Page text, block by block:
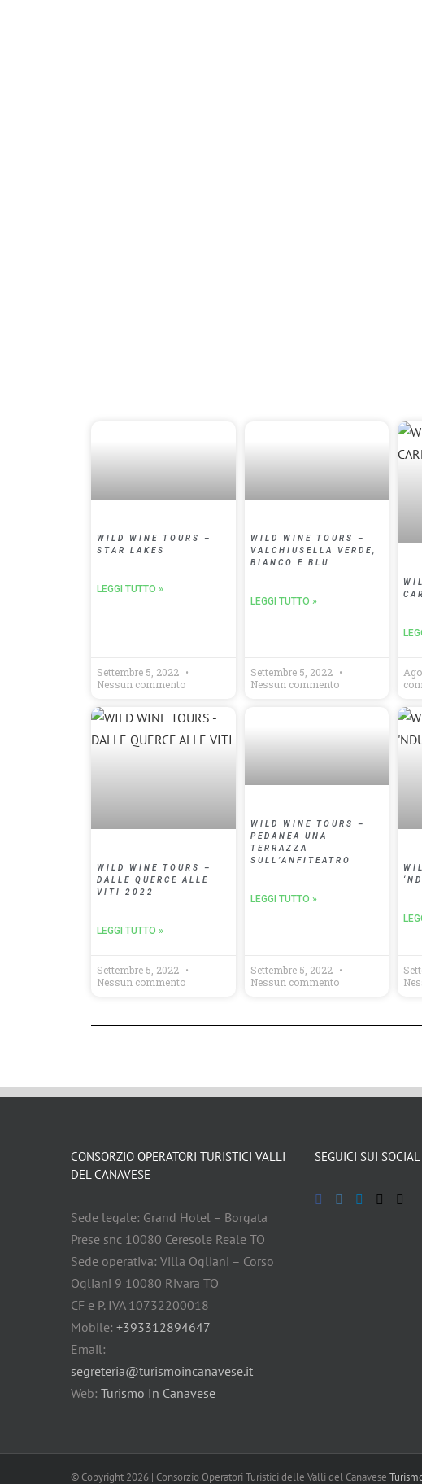
WILD WINE TOURS –
STAR LAKES
LEGGI TUTTO »
Settembre 5, 2022
Nessun commento
WILD WINE TOURS –
VALCHIUSELLA VERDE,
BIANCO E BLU
LEGGI TUTTO »
Settembre 5, 2022
Nessun commento
WILD WINE TOURS –
DALLE QUERCE ALLE
VITI 2022
LEGGI TUTTO »
Settembre 5, 2022
Nessun commento
WILD WINE TOURS –
PEDANEA UNA
TERRAZZA
SULL’ANFITEATRO
LEGGI TUTTO »
Settembre 5, 2022
Nessun commento
CONSORZIO OPERATORI TURISTICI VALLI
DEL CANAVESE
Sede legale: Grand Hotel – Borgata
Prese snc 10080 Ceresole Reale TO
Sede operativa: Villa Ogliani – Corso
Ogliani 9 10080 Rivara TO
CF e P. IVA 10732200018
Mobile: +393312894647
Email:
segreteria@turismoincanavese.it
Web: Turismo In Canavese
SEGUICI SUI SOCIAL
© Copyright 2026 | Consorzio Operatori Turistici delle Valli del Canavese